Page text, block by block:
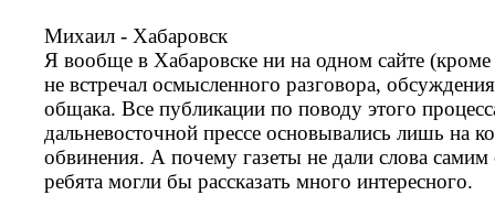
Михаил - Хабаровск
Я вообще в Хабаровске ни на одном сайте (кроме
не встречал осмысленного разговора,
общака. Все публикации по поводу этого
дальневосточной прессе основывались лишь на
обвинения. А почему газеты не дали слова
ребята могли бы рассказать много интересного.